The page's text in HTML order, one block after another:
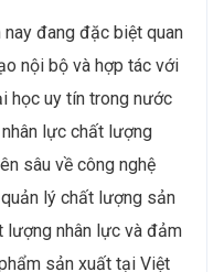
nay đang đặc biệt quan
nội bộ và hợp tác với
học uy tín trong nước
lực chất lượng
sâu về công nghệ
lý chất lượng sản
lượng nhân lực và đảm
sản xuất tại Việt